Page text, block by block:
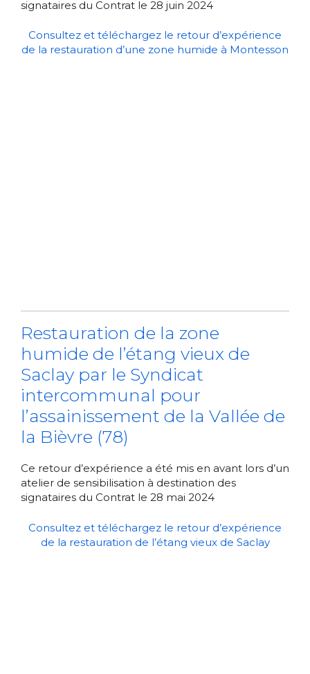
signataires du Contrat le 28 juin 2024
Consultez et téléchargez le retour d’expérience
de la restauration d’une zone humide à Montesson
Restauration de la zone
humide de l’étang vieux de
Saclay par le Syndicat
intercommunal pour
l’assainissement de la Vallée de
la Bièvre (78)
Ce retour d’expérience a été mis en avant lors d’un
atelier de sensibilisation à destination des
signataires du Contrat le 28 mai 2024
Consultez et téléchargez le retour d’expérience
de la restauration de l’étang vieux de Saclay